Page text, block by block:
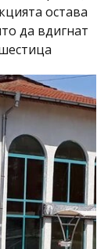
остава
да вдигнат